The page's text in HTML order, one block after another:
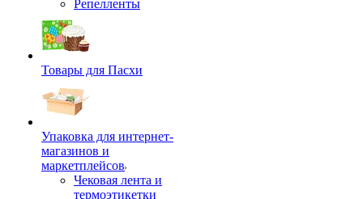
Репелленты
Товары для Пасхи
Упаковка для интернет-
магазинов и
маркетплейсов
Чековая лента и
термоэтикетки